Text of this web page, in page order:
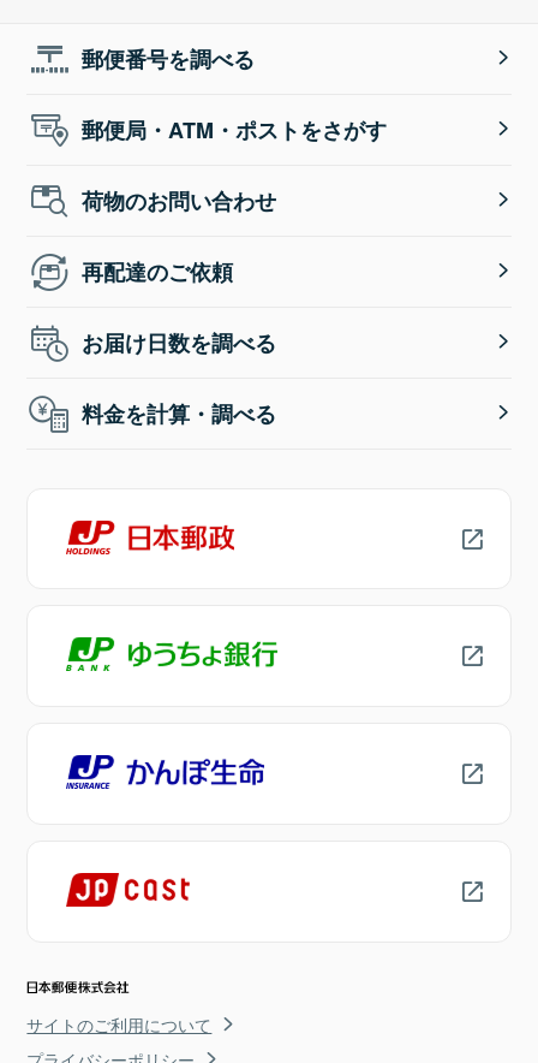
郵便番号を調べる
郵便局・ATM・ポストをさがす
荷物のお問い合わせ
再配達のご依頼
お届け日数を調べる
料金を計算・調べる
サイトのご利用について